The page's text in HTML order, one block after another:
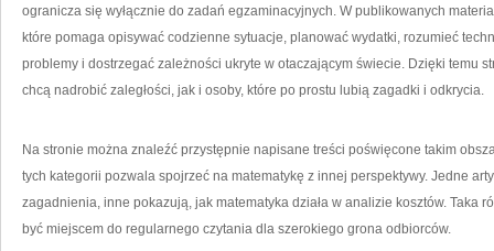
ogranicza się wyłącznie do zadań egzaminacyjnych. W publikowanych
które pomaga opisywać codzienne sytuacje, planować wydatki, rozumieć
problemy i dostrzegać zależności ukryte w otaczającym świecie. Dzięki temu
chcą nadrobić zaległości, jak i osoby, które po prostu lubią zagadki i odkrycia.
Na stronie można znaleźć przystępnie napisane treści poświęcone takim
tych kategorii pozwala spojrzeć na matematykę z innej perspektywy. Jedne
zagadnienia, inne pokazują, jak matematyka działa w analizie kosztów. Taka
być miejscem do regularnego czytania dla szerokiego grona odbiorców.